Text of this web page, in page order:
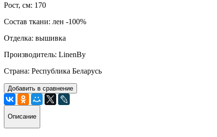
Рост, см: 170
Состав ткани: лен -100%
Отделка: вышивка
Производитель: LinenBy
Страна: Республика Беларусь
Добавить в сравнение
Описание